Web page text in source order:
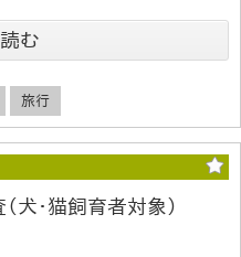
む
旅行
犬・猫飼育者対象）